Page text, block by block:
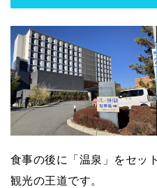
食事の後に「温泉」をセッ
観光の王道です。